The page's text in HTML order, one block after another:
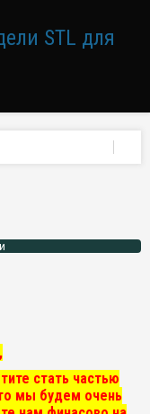
стать частью
мы будем очень